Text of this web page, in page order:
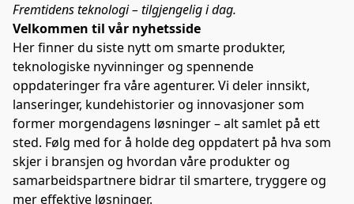
Fremtidens teknologi – tilgjengelig i dag.
Velkommen til vår nyhetsside
Her finner du siste nytt om smarte produkter,
teknologiske nyvinninger og spennende
oppdateringer fra våre agenturer. Vi deler innsikt,
lanseringer, kundehistorier og innovasjoner som
former morgendagens løsninger – alt samlet på ett
sted. Følg med for å holde deg oppdatert på hva som
skjer i bransjen og hvordan våre produkter og
samarbeidspartnere bidrar til smartere, tryggere og
mer effektive løsninger.